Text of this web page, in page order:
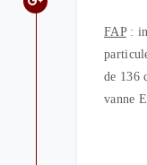
FAP:
de 136
vanne